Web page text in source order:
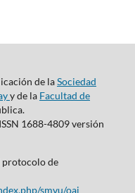
de laSociedad
y de la Facultad de
1688-4809 versión
protocolo de
smvu/oai